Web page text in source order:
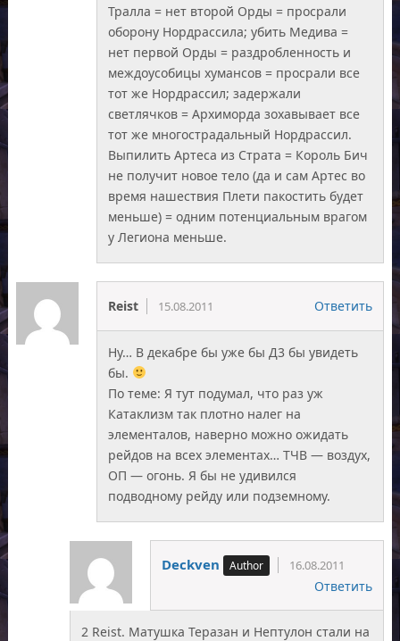
Тралла = нет второй Орды = просрали
оборону Нордрассила; убить Медива =
нет первой Орды = раздробленность и
междоусобицы хумансов = просрали все
тот же Нордрассил; задержали
светлячков = Архиморда зохавывает все
тот же многострадальный Нордрассил.
Выпилить Артеса из Страта = Король Бич
не получит новое тело (да и сам Артес во
время нашествия Плети пакостить будет
меньше) = одним потенциальным врагом
у Легиона меньше.
Reist 15.08.2011 Ответить
Ну… В декабре бы уже бы Д3 бы увидеть
бы.
По теме: Я тут подумал, что раз уж
Катаклизм так плотно налег на
элементалов, наверно можно ожидать
рейдов на всех элементах… ТЧВ — воздух,
ОП — огонь. Я бы не удивился
подводному рейду или подземному.
Deckven 16.08.2011
Ответить
2 Reist. Матушка Теразан и Нептулон стали на